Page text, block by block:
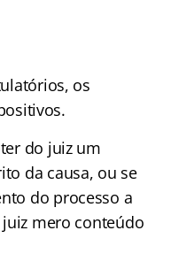
os
do juiz um
da causa, ou se
do processo a
mero conteúdo